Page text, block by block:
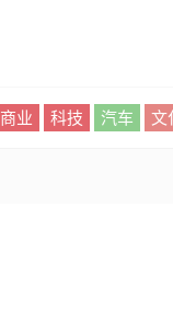
商业 科技 汽车 文